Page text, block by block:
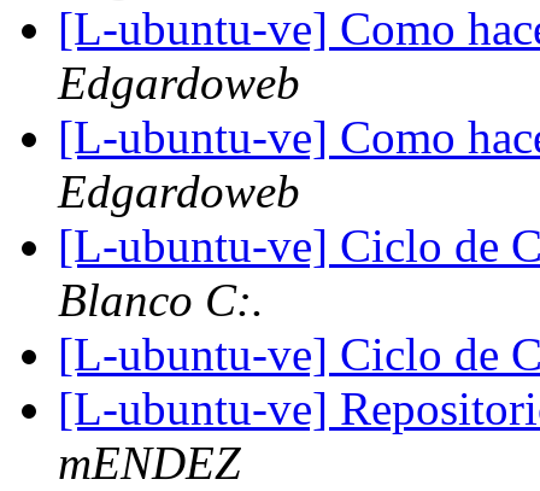
[L-ubuntu-ve] Como
Edgardoweb
[L-ubuntu-ve] Como
Edgardoweb
[L-ubuntu-ve] Ciclo de
Blanco C:.
[L-ubuntu-ve] Ciclo de
[L-ubuntu-ve]
mENDEZ